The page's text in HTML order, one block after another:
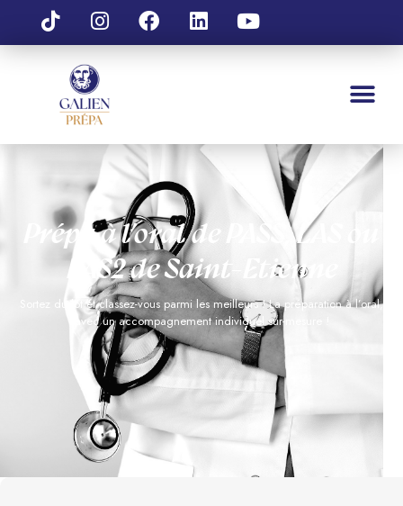
Prépa à l’oral de PASS, LAS ou
LAS2 de Saint-Etienne
Sortez du lot et classez-vous parmi les meilleurs ! Lapréparationà l’oral,
avec un accompagnement individuelsur-mesure